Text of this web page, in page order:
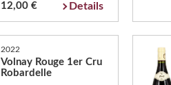
12,00 € Details
2022
Volnay Rouge 1er Cru
Robardelle